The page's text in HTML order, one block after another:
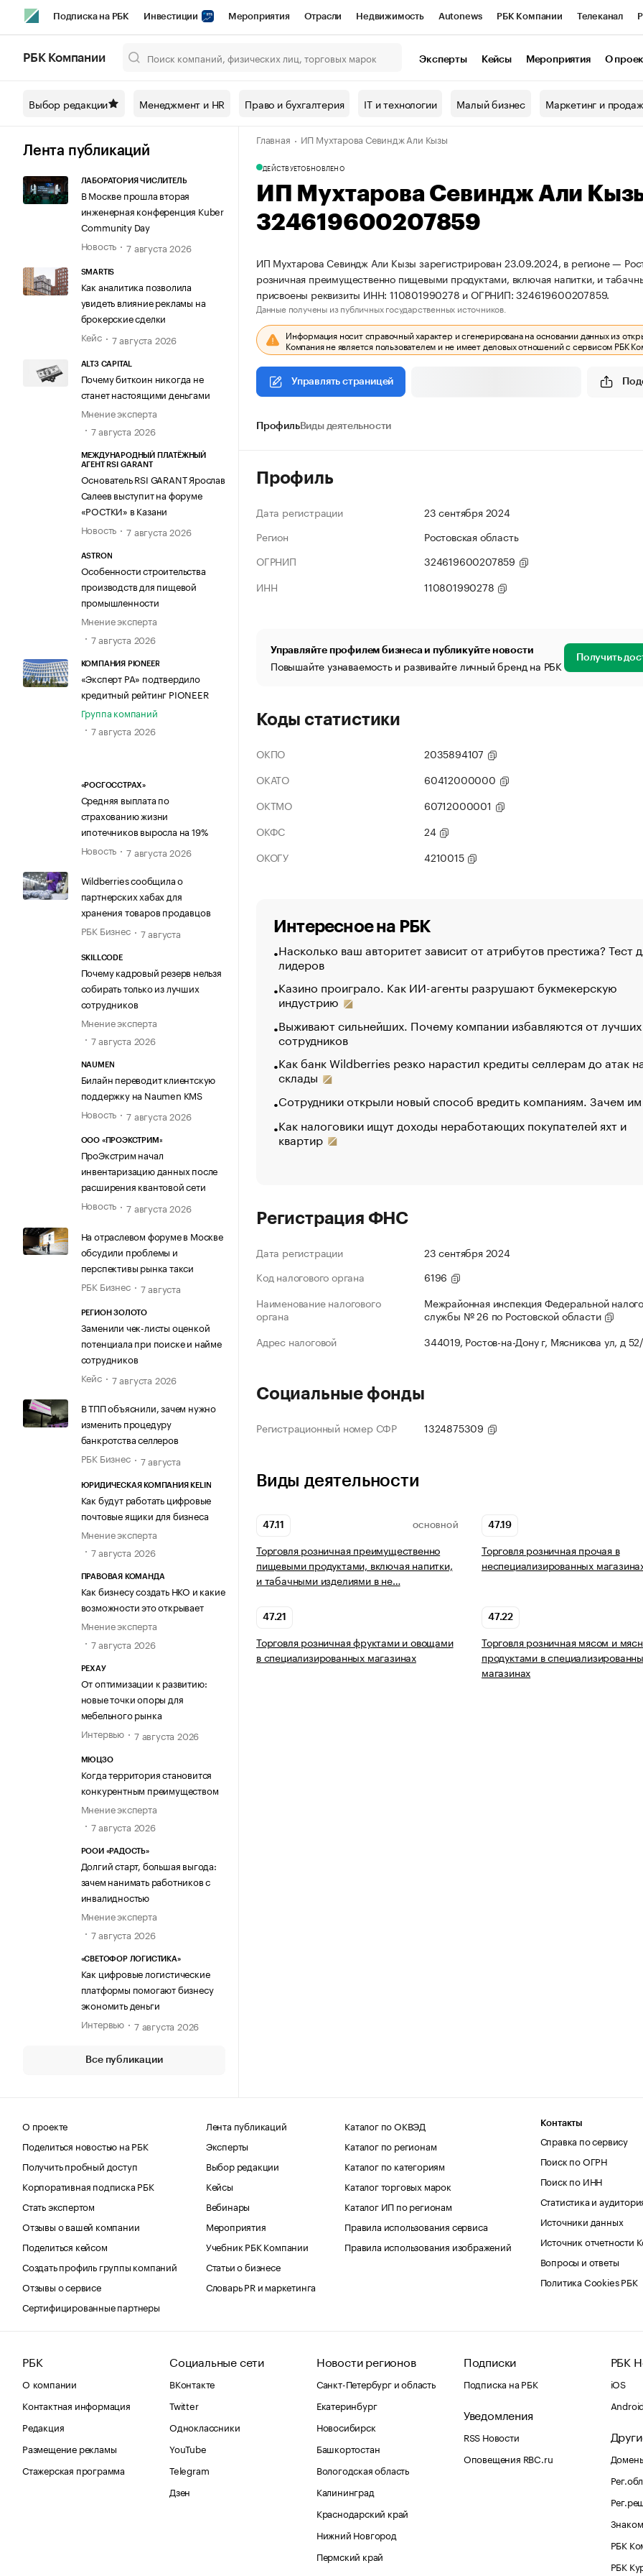
Подписка на РБК Инвестиции Мероприятия Отрасли Недвижимость Autonews РБК Компании Телеканал
Спецпроекты СПб Конференции СПб Спецпроекты Проверка контрагентов
Технологии и медиа Рынок наличной валюты
РБК Компании Эксперты Кейсы Мероприятия О
Выбор редакции Менеджмент и HR Право и бухгалтерия IT и технологии Малый бизнес Маркетинг и
Лента публикаций
ЛАБОРАТОРИЯ ЧИСЛИТЕЛЬ
В Москве прошла вторая
инженерная конференция Kuber
Community Day
Новость
7 августа 2026
SMARTIS
Как аналитика позволила
увидеть влияние рекламы на
брокерские сделки
Кейс
7 августа 2026
ALT3 CAPITAL
Почему биткоин никогда не
станет настоящими деньгами
Мнение эксперта
7 августа 2026
МЕЖДУНАРОДНЫЙ ПЛАТЁЖНЫЙ
АГЕНТ RSI GARANT
Основатель RSI GARANT Ярослав
Салеев выступит на форуме
«РОСТКИ» в Казани
Новость
7 августа 2026
ASTRON
Особенности строительства
производств для пищевой
промышленности
Мнение эксперта
7 августа 2026
КОМПАНИЯ PIONEER
«Эксперт РА» подтвердило
кредитный рейтинг PIONEER
Группа компаний
7 августа 2026
«РОСГОССТРАХ»
Средняя выплата по
страхованию жизни
ипотечников выросла на 19%
Новость
7 августа 2026
Wildberries сообщила о
партнерских хабах для
хранения товаров продавцов
РБК Бизнес
7 августа
SKILLCODE
Почему кадровый резерв нельзя
собирать только из лучших
сотрудников
Мнение эксперта
7 августа 2026
NAUMEN
Билайн переводит клиентскую
поддержку на Naumen KMS
Новость
7 августа 2026
ООО «ПРОЭКСТРИМ»
ПроЭкстрим начал
инвентаризацию данных после
расширения квантовой сети
Новость
7 августа 2026
На отраслевом форуме в Москве
обсудили проблемы и
перспективы рынка такси
РБК Бизнес
7 августа
РЕГИОН ЗОЛОТО
Заменили чек-листы оценкой
потенциала при поиске и найме
сотрудников
Кейс
7 августа 2026
В ТПП объяснили, зачем нужно
изменить процедуру
банкротства селлеров
РБК Бизнес
7 августа
ЮРИДИЧЕСКАЯ КОМПАНИЯ KELIN
Как будут работать цифровые
почтовые ящики для бизнеса
Мнение эксперта
7 августа 2026
ПРАВОВАЯ КОМАНДА
Как бизнесу создать НКО и какие
возможности это открывает
Мнение эксперта
7 августа 2026
РЕХАУ
От оптимизации к развитию:
новые точки опоры для
мебельного рынка
Интервью
7 августа 2026
МЮЦЗО
Когда территория становится
конкурентным преимуществом
Мнение эксперта
7 августа 2026
РООИ «РАДОСТЬ»
Долгий старт, большая выгода:
зачем нанимать работников с
инвалидностью
Мнение эксперта
7 августа 2026
«СВЕТОФОР ЛОГИСТИКА»
Как цифровые логистические
платформы помогают бизнесу
экономить деньги
Интервью
7 августа 2026
Все публикации
Главная ИП Мухтарова Севиндж Али Кызы
ДЕЙСТВУЕТОБНОВЛЕНО
ИП Мухтарова Севиндж Али
324619600207859
ИП Мухтарова Севиндж Али Кызы зарегистрирован 23.09.2024, в регионе —
розничная преимущественно пищевыми продуктами, включая напитки, и
присвоены реквизиты ИНН: 110801990278 и ОГРНИП: 324619600207859.
Данные получены из публичных государственных источников.
Информация носит справочный характер и сгенерирована на основании данных из
Компания не является пользователем и не имеет деловых отношений с сервисом РБК
Управлять страницей
ПрофильВиды деятельности
Профиль
Дата регистрации
23 сентября 2024
Регион
Ростовская область
ОГРНИП
324619600207859
ИНН
110801990278
Управляйте профилем бизнеса и публикуйте новости
Повышайте узнаваемость и развивайте личный бренд на РБК Получить
Коды статистики
ОКПО
2035894107
ОКАТО
60412000000
ОКТМО
60712000001
ОКФС
24
ОКОГУ
4210015
Интересное на РБК
Насколько ваш авторитет зависит от атрибутов престижа? Тест
лидеров
Казино проиграло. Как ИИ-агенты разрушают букмекерскую
индустрию
Выживают сильнейших. Почему компании избавляются от лучших
сотрудников
Как банк Wildberries резко нарастил кредиты селлерам до атак
склады
Сотрудники открыли новый способ вредить компаниям. Зачем
Как налоговики ищут доходы неработающих покупателей яхт и
квартир
Регистрация ФНС
Дата регистрации
23 сентября 2024
Код налогового органа
6196
Наименование налогового
органа
Межрайонная инспекция Федеральной
службы № 26 по Ростовской области
Адрес налоговой
344019, Ростов-на-Дону г, Мясникова ул, д
Социальные фонды
Регистрационный номер СФР 1324875309
Виды деятельности
47.11 ОСНОВНОЙ
Торговля розничная преимущественно
пищевыми продуктами, включая напитки,
и табачными изделиями в не…
47.19
Торговля розничная прочая в
неспециализированных
47.21
Торговля розничная фруктами и овощами
в специализированных магазинах
47.22
Торговля розничная мясом и
продуктами в
магазинах
О проекте
Поделиться новостью на РБК
Получить пробный доступ
Корпоративная подписка РБК
Стать экспертом
Отзывы о вашей компании
Поделиться кейсом
Создать профиль группы компаний
Отзывы о сервисе
Сертифицированные партнеры
Лента публикаций
Эксперты
Выбор редакции
Кейсы
Вебинары
Мероприятия
Учебник РБК Компании
Статьи о бизнесе
Словарь PR и маркетинга
Каталог по ОКВЭД
Каталог по регионам
Каталог по категориям
Каталог торговых марок
Каталог ИП по регионам
Правила использования сервиса
Правила использования изображений
Контакты
Справка по сервису
Поиск по ОГРН
Поиск по ИНН
Статистика и
Источники данных
Источник отчетности
Вопросы и ответы
Политика Cookies РБК
РБК
О компании
Контактная информация
Редакция
Размещение рекламы
Стажерская программа
Социальные сети
ВКонтакте
Twitter
Одноклассники
YouTube
Telegram
Дзен
Новости регионов
Санкт-Петербург и область
Екатеринбург
Новосибирск
Башкортостан
Вологодская область
Калининград
Краснодарский край
Нижний Новгород
Пермский край
Подписки
Подписка на РБК
Уведомления
RSS Новости
Оповещения RBC.ru
РБК
iOS
РБК
РБК